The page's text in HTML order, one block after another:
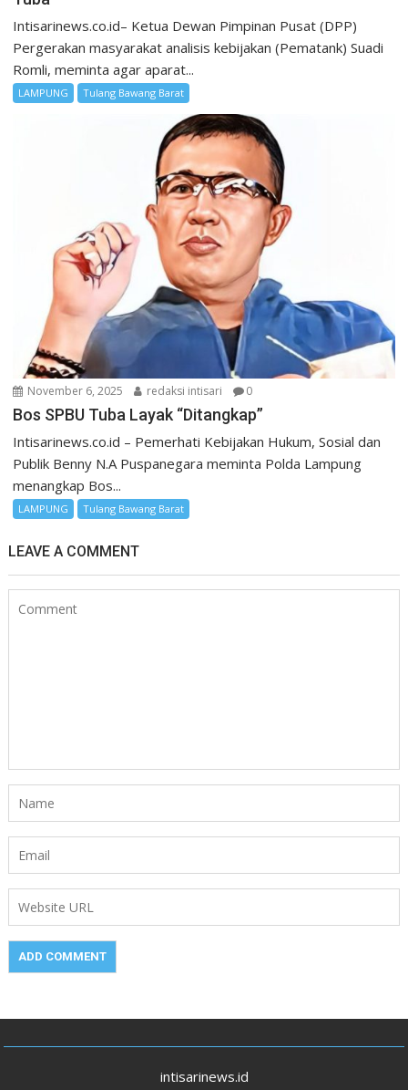
Intisarinews.co.id– Ketua Dewan Pimpinan Pusat (DPP)
Pergerakan masyarakat analisis kebijakan (Pematank) Suadi
Romli, meminta agar aparat...
LAMPUNG Tulang Bawang Barat
November 6, 2025 redaksi intisari 0
Bos SPBU Tuba Layak “Ditangkap”
Intisarinews.co.id – Pemerhati Kebijakan Hukum, Sosial dan
Publik Benny N.A Puspanegara meminta Polda Lampung
menangkap Bos...
LAMPUNG Tulang Bawang Barat
LEAVE A COMMENT
intisarinews.id